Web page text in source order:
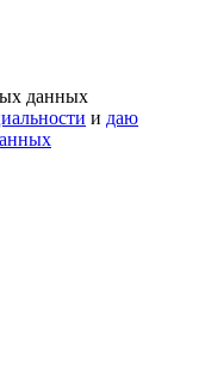
данных
и даю